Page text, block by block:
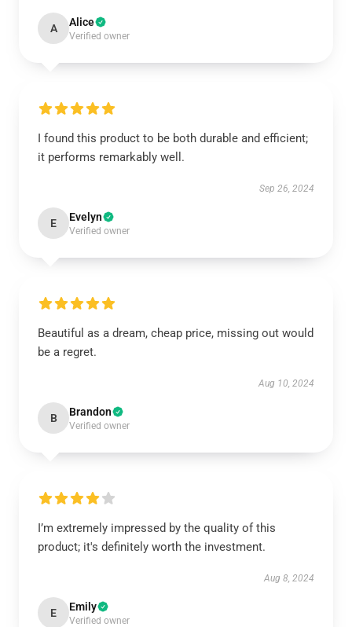
A Alice
Verified owner
I found this product to be both durable and efficient;
it performs remarkably well.
Sep 26, 2024
E Evelyn
Verified owner
Beautiful as a dream, cheap price, missing out would
be a regret.
Aug 10, 2024
B Brandon
Verified owner
I’m extremely impressed by the quality of this
product; it's definitely worth the investment.
Aug 8, 2024
E Emily
Verified owner